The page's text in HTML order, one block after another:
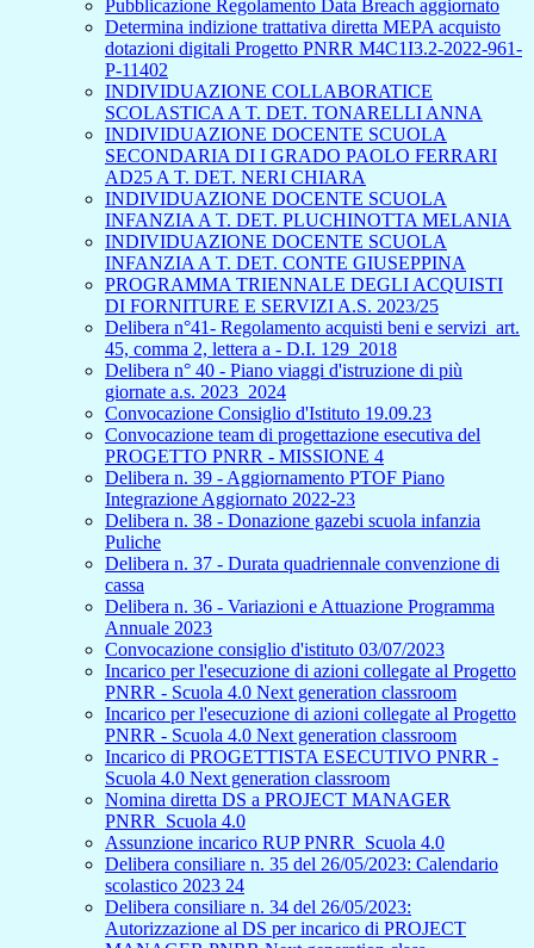
Pubblicazione Regolamento Data Breach aggiornato
Determina indizione trattativa diretta MEPA acquisto
dotazioni digitali Progetto PNRR M4C1I3.2-2022-961-
P-11402
INDIVIDUAZIONE COLLABORATICE
SCOLASTICA A T. DET. TONARELLI ANNA
INDIVIDUAZIONE DOCENTE SCUOLA
SECONDARIA DI I GRADO PAOLO FERRARI
AD25 A T. DET. NERI CHIARA
INDIVIDUAZIONE DOCENTE SCUOLA
INFANZIA A T. DET. PLUCHINOTTA MELANIA
INDIVIDUAZIONE DOCENTE SCUOLA
INFANZIA A T. DET. CONTE GIUSEPPINA
PROGRAMMA TRIENNALE DEGLI ACQUISTI
DI FORNITURE E SERVIZI A.S. 2023/25
Delibera n°41- Regolamento acquisti beni e servizi_art.
45, comma 2, lettera a - D.I. 129_2018
Delibera n° 40 - Piano viaggi d'istruzione di più
giornate a.s. 2023_2024
Convocazione Consiglio d'Istituto 19.09.23
Convocazione team di progettazione esecutiva del
PROGETTO PNRR - MISSIONE 4
Delibera n. 39 - Aggiornamento PTOF Piano
Integrazione Aggiornato 2022-23
Delibera n. 38 - Donazione gazebi scuola infanzia
Puliche
Delibera n. 37 - Durata quadriennale convenzione di
cassa
Delibera n. 36 - Variazioni e Attuazione Programma
Annuale 2023
Convocazione consiglio d'istituto 03/07/2023
Incarico per l'esecuzione di azioni collegate al Progetto
PNRR - Scuola 4.0 Next generation classroom
Incarico per l'esecuzione di azioni collegate al Progetto
PNRR - Scuola 4.0 Next generation classroom
Incarico di PROGETTISTA ESECUTIVO PNRR -
Scuola 4.0 Next generation classroom
Nomina diretta DS a PROJECT MANAGER
PNRR_Scuola 4.0
Assunzione incarico RUP PNRR_Scuola 4.0
Delibera consiliare n. 35 del 26/05/2023: Calendario
scolastico 2023 24
Delibera consiliare n. 34 del 26/05/2023:
Autorizzazione al DS per incarico di PROJECT